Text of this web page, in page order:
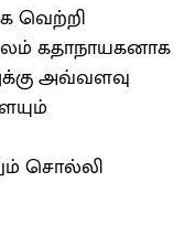
வெற்றி
கதாநாயகனாக
அவ்வளவு
சொல்லி